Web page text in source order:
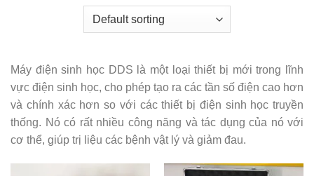
Máy điện sinh học DDS là một loại thiết bị mới trong lĩnh
vực điện sinh học, cho phép tạo ra các tần số điện cao hơn
và chính xác hơn so với các thiết bị điện sinh học truyền
thống. Nó có rất nhiều công năng và tác dụng của nó với
cơ thể, giúp trị liệu các bệnh vật lý và giảm đau.